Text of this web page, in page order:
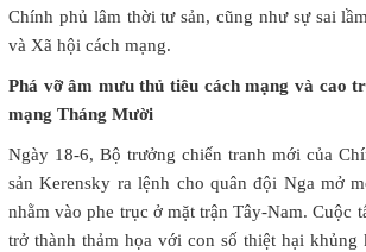
Chính phủ lâm thời tư sản, cũng như sự sai
và Xã hội cách mạng.
Phá vỡ âm mưu thủ tiêu cách mạng và cao
mạng Tháng Mười
Ngày 18-6, Bộ trưởng chiến tranh mới của
sản Kerensky ra lệnh cho quân đội Nga mở
nhằm vào phe trục ở mặt trận Tây-Nam. Cuộc
trở thành thảm họa với con số thiệt hại khủng